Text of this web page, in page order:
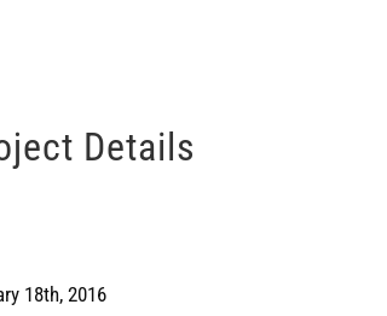
Details
18th, 2016